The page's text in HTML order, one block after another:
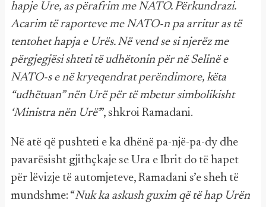
hapje Ure, as përafrim me NATO. Përkundrazi.
Acarim të raporteve me NATO-n pa arritur as të
tentohet hapja e Urës.Në vend se si njerëz me
përgjegjësi shteti të udhëtonin për në Selinë e
NATO-s e në kryeqendrat perëndimore, këta
“udhëtuan” nën Urë për të mbetur simbolikisht
‘Ministra nën Urë’”, shkroi Ramadani.
Në atë që pushteti e ka dhënë pa-një-pa-dy dhe
pavarësisht gjithçkaje se Ura e Ibrit do të hapet
për lëvizje të automjeteve, Ramadani s’e sheh të
mundshme: “Nuk ka askush guxim që të hap Urën